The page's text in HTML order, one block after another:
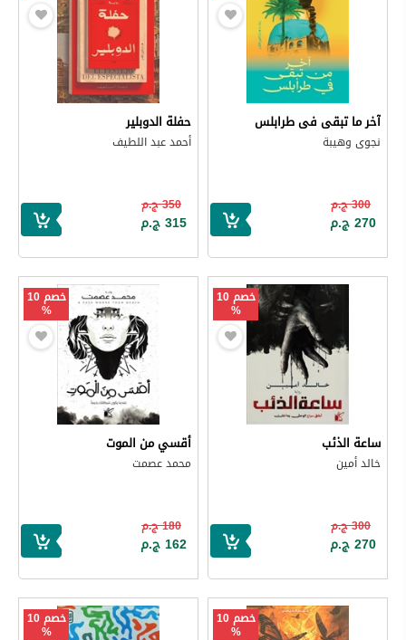
آخر ما تبقى فى طرابلس
نجوى وهيبة
300 ج.م
270 ج.م
حفلة الدوبلير
أحمد عبد اللطيف
350 ج.م
315 ج.م
خصم 10
%
ساعة الذئب
خالد أمين
300 ج.م
270 ج.م
خصم 10
%
أقسي من الموت
محمد عصمت
180 ج.م
162 ج.م
خصم 10
%
خصم 10
%